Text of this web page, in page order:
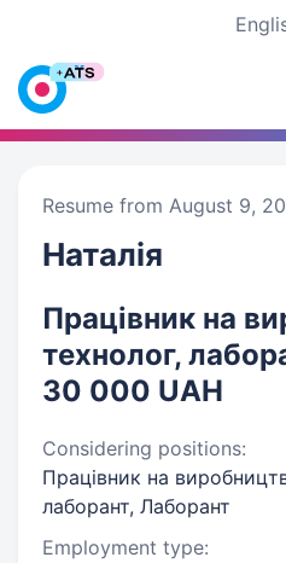
Resume from August 9,
Наталія
Працівник на
технолог,
30 000 UAH
Considering positions:
Працівник на
лаборант, Лаборант
Employment type: